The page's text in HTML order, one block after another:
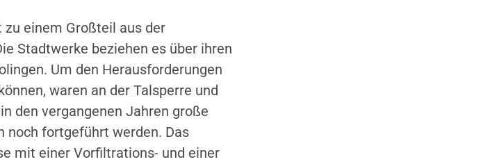
einem Großteil aus der
Stadtwerke beziehen es über ihren
Um den Herausforderungen
waren an der Talsperre und
den vergangenen Jahren große
noch fortgeführt werden. Das
mit einer Vorfiltrations- und einer